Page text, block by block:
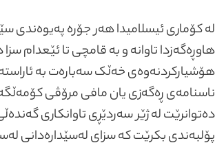
لە کۆماری ئیسلامیدا هەر جۆرە
هاوڕەگەزدا تاوانە و بە قامچی تا ئێعدام
هۆشیارکردنەوەی خەڵک سەبارەت بە
ناسنامەی ڕەگەزی یان مافی مرۆڤی
دەتوانرێت لە ژێر سەردێڕی تاوانکاری
پۆلبەندی بکرێت کە سزای لەسێدارەدانی